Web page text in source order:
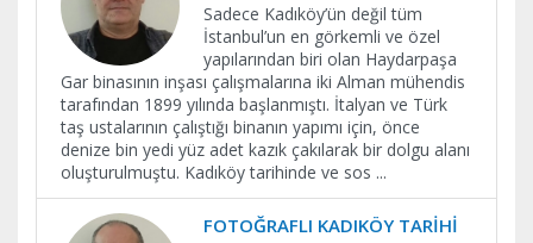
Sadece Kadıköy’ün değil tüm
İstanbul’un en görkemli ve özel
yapılarından biri olan Haydarpaşa
Gar binasının inşası çalışmalarına iki Alman mühendis
tarafından 1899 yılında başlanmıştı. İtalyan ve Türk
taş ustalarının çalıştığı binanın yapımı için, önce
denize bin yedi yüz adet kazık çakılarak bir dolgu alanı
oluşturulmuştu. Kadıköy tarihinde ve sos ...
FOTOĞRAFLI KADIKÖY TARİHİ